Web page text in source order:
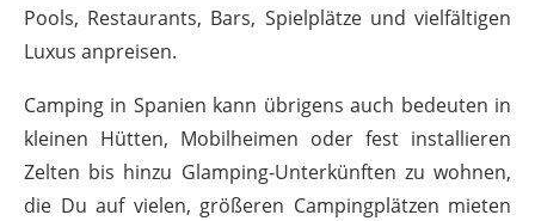
Pools, Restaurants, Bars, Spielplätze und vielfältigen
Luxus anpreisen.
Camping in Spanien kann übrigens auch bedeuten in
kleinen Hütten, Mobilheimen oder fest installieren
Zelten bis hinzu Glamping-Unterkünften zu wohnen,
die Du auf vielen, größeren Campingplätzen mieten